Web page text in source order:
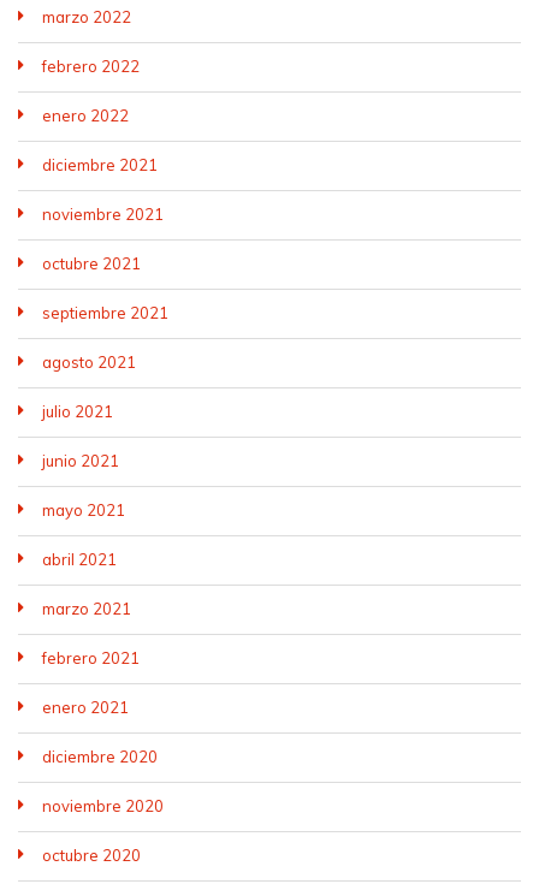
marzo 2022
febrero 2022
enero 2022
diciembre 2021
noviembre 2021
octubre 2021
septiembre 2021
agosto 2021
julio 2021
junio 2021
mayo 2021
abril 2021
marzo 2021
febrero 2021
enero 2021
diciembre 2020
noviembre 2020
octubre 2020